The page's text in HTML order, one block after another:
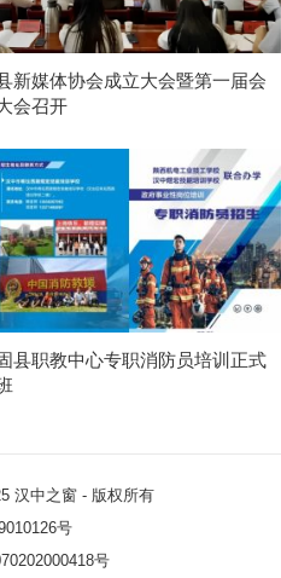
新媒体协会成立大会暨第一届会
会召开
县职教中心专职消防员培训正式
汉中之窗- 版权所有
号
号